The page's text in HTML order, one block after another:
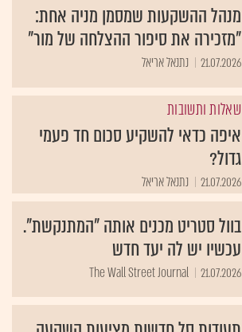
מנהל ההשקעות שמסמן מניה אחת:
"מזכירה את סיפור ההצלחה של מור"
21.07.2026 נתנאל אריאל
שאלות ותשובות
איפה כדאי להשקיע סכום חד פעמי
גדול?
21.07.2026 נתנאל אריאל
בוול סטריט מכנים אותה "המתנקשת".
עכשיו יש לה יעד חדש
21.07.2026
The Wall Street Journal